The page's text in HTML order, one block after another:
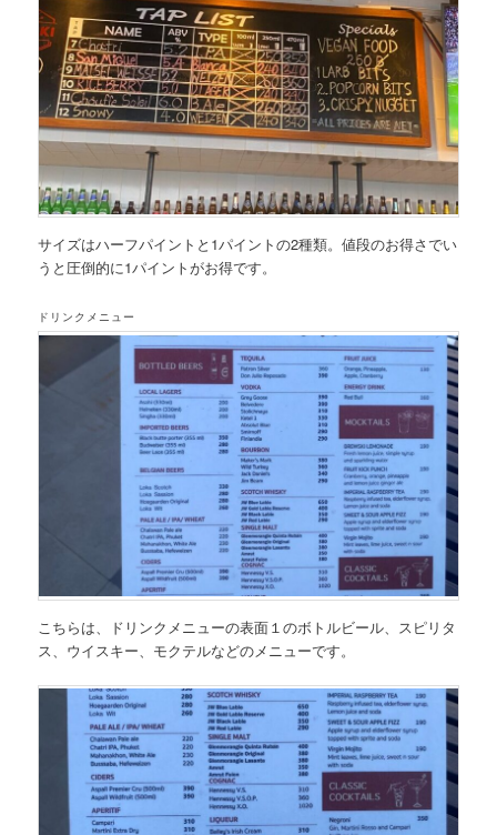
サイズはハーフパイントと1パイントの2種類。値段のお得さでい
うと圧倒的に1パイントがお得です。
ドリンクメニュー
こちらは、 ドリンクメニューの表面１のボトルビール、スピリタ
ス、ウイスキー、モクテルなどのメニューです。